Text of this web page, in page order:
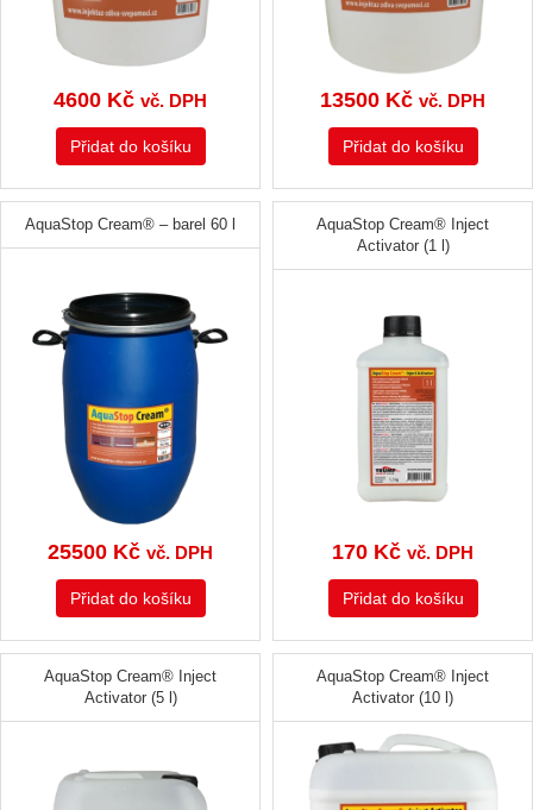
4600 Kč vč. DPH
Přidat do košíku
13500 Kč vč. DPH
Přidat do košíku
AquaStop Cream® – barel 60 l
25500 Kč vč. DPH
Přidat do košíku
AquaStop Cream® Inject
Activator (1 l)
170 Kč vč. DPH
Přidat do košíku
AquaStop Cream® Inject
Activator (5 l)
AquaStop Cream® Inject
Activator (10 l)